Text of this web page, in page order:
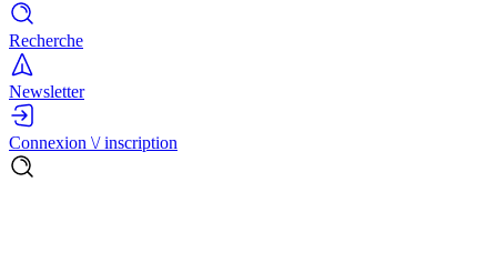
Recherche
Newsletter
Connexion \/ inscription